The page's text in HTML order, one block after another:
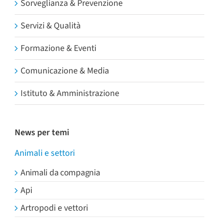
Sorveglianza & Prevenzione
Servizi & Qualità
Formazione & Eventi
Comunicazione & Media
Istituto & Amministrazione
News per temi
Animali e settori
Animali da compagnia
Api
Artropodi e vettori